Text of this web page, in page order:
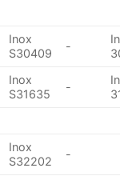
Inox
S30409
-
Inox
S31635
-
Inox
S32202
-